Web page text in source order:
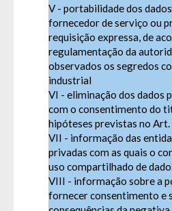
V - portabilidade dos
fornecedor de serviço ou
requisição expressa, de
regulamentação da
observados os segredos
industrial
VI - eliminação dos dados
com o consentimento do
hipóteses previstas no Art.
VII - informação das
privadas com as quais o
uso compartilhado de
VIII - informação sobre a
fornecer consentimento e
Aumentar a fonte: Clique na
Diminuir a fonte: Clique na
Layout
Para alterar a cor do layout
clique no ícone meia lua.
Senha
Enviar
Senha
Enviar
Setor Responsável: Ouvidoria
Ouvidora:WAGNA MARIA
E-mail:
Telefone:
(94) (94) 99139-5479
Endereço:
Avenida dos
Morumbi
CEP: 68.473-000
Novo Repartimento - PA
Horário de Atendimento
Enviar